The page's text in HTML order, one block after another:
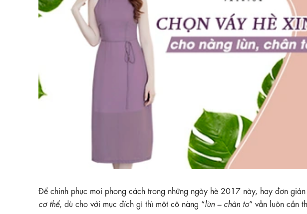
Để chinh phục mọi phong cách trong những ngày hè 2017 này, hay đơn
cơ thể, dù cho với mục đích gì thì một cô nàng “lùn – chân to” vẫn luôn cần